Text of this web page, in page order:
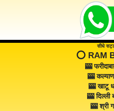
सीधे
⭕️ RAM
🎰
🎰
🎰 खाटू
🎰
🎰 श्री